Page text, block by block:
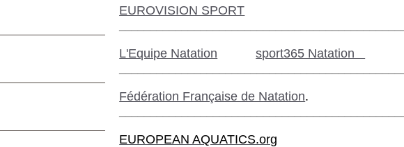
EUROVISION SPORT
L'Equipe Natation sport365 Natation
Fédération Française de Natation.
EUROPEAN AQUATICS.org